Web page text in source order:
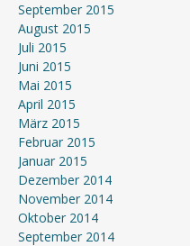
September 2015
August 2015
Juli 2015
Juni 2015
Mai 2015
April 2015
März 2015
Februar 2015
Januar 2015
Dezember 2014
November 2014
Oktober 2014
September 2014